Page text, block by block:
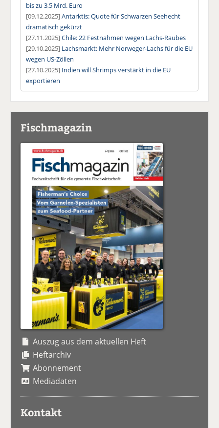
bis zu 3,5 Mrd. Euro
[09.12.2025]Antarktis: Quote für Schwarzen Seehecht
dramatisch gekürzt
[27.11.2025]Chile: 22 Festnahmen wegen Lachs-Raubes
[29.10.2025] Lachsmarkt: Mehr Norweger-Lachs für die EU
wegen US-Zöllen
[27.10.2025] Indien will Shrimps verstärkt in die EU
exportieren
Fischmagazin
Auszug aus dem aktuellen Heft
Heftarchiv
Abonnement
Mediadaten
Kontakt